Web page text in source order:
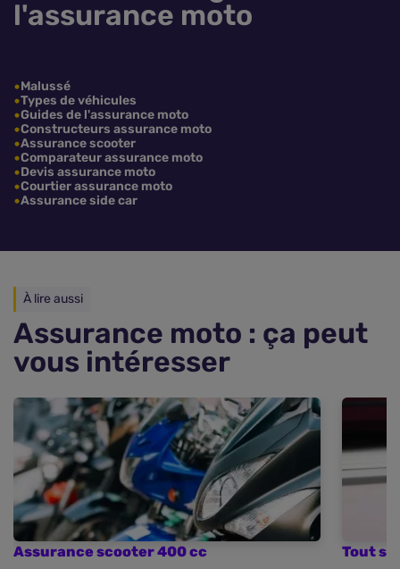
l'assurance moto
Malussé
Types de véhicules
Guides de l'assurance moto
Constructeurs assurance moto
Assurance scooter
Comparateur assurance moto
Devis assurance moto
Courtier assurance moto
Assurance side car
À lire aussi
Assurance moto : ça peut
vous intéresser
Assurance scooter 400 cc Tout